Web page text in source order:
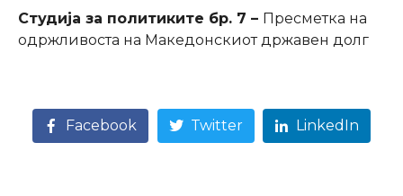
Студија за политиките бр. 7 – Пресметка на
одржливоста на Македонскиот државен долг
Facebook Twitter LinkedIn